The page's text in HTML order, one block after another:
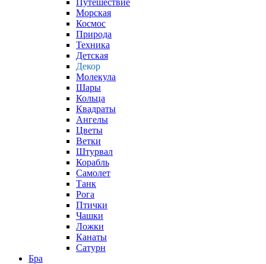
Путешествие
Морская
Космос
Природа
Техника
Детская
Декор
Молекула
Шары
Кольца
Квадраты
Ангелы
Цветы
Ветки
Штурвал
Корабль
Самолет
Танк
Рога
Птички
Чашки
Ложки
Канаты
Сатурн
Бра